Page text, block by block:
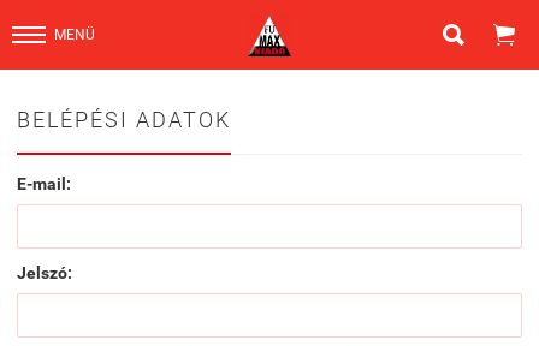
MENÜ  
BELÉPÉSI ADATOK
E-mail:
Jelszó: